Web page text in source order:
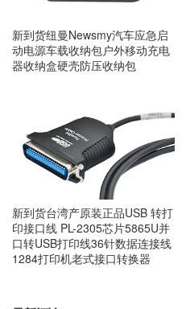
新到货纽曼Newsmy汽车应急启
动电源车载收纳包户外移动充电
器收纳盒硬壳防压收纳包
新到货台湾产原装正品USB 转打
印接口线 PL-2305芯片5865U并
口转USB打印线36针数据连接线
1284打印机老式接口转换器